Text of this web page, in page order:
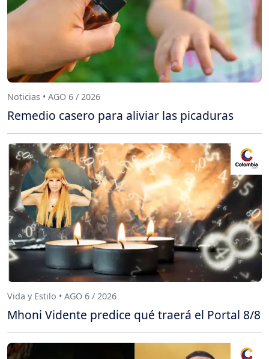
Noticias • AGO 6 / 2026
Remedio casero para aliviar las picaduras
Vida y Estilo • AGO 6 / 2026
Mhoni Vidente predice qué traerá el Portal 8/8